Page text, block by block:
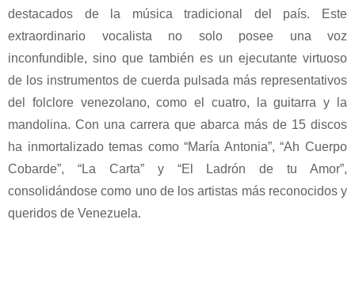
destacados de la música tradicional del país. Este
extraordinario vocalista no solo posee una voz
inconfundible, sino que también es un ejecutante virtuoso
de los instrumentos de cuerda pulsada más representativos
del folclore venezolano, como el cuatro, la guitarra y la
mandolina. Con una carrera que abarca más de 15 discos
ha inmortalizado temas como “María Antonia”, “Ah Cuerpo
Cobarde”, “La Carta” y “El Ladrón de tu Amor”,
consolidándose como uno de los artistas más reconocidos y
queridos de Venezuela.